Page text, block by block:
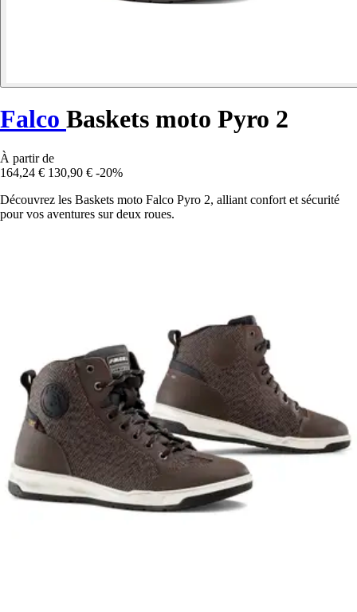
Falco Baskets moto Pyro 2
À partir de
164,24 € 130,90 € -20%
Découvrez les Baskets moto Falco Pyro 2, alliant confort et sécurité
pour vos aventures sur deux roues.